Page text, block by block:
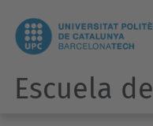
Escuela de